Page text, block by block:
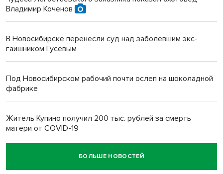
Владимир Коченов
В Новосибирске перенесли суд над заболевшим экс-
гаишником Гусевым
Под Новосибирском рабочий почти ослеп на шоколадной
фабрике
Житель Купино получил 200 тыс. рублей за смерть
матери от COVID-19
Новосибирский суд наказал водителя за смерть
пенсионерки на вокзале
БОЛЬШЕ НОВОСТЕЙ